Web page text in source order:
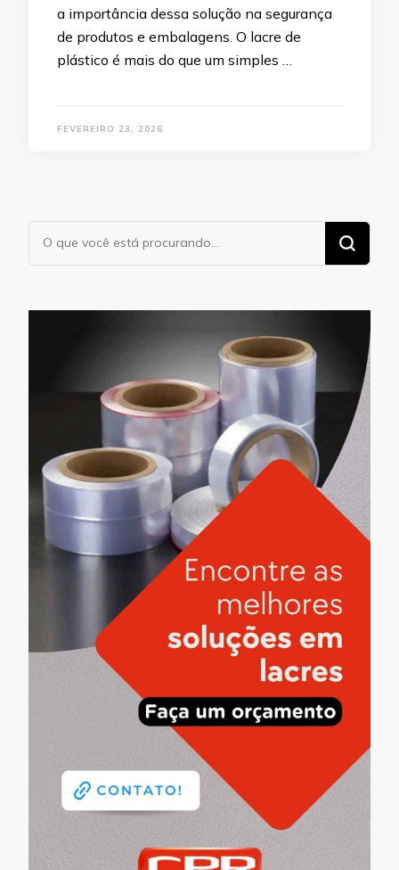
a importância dessa solução na segurança
de produtos e embalagens. O lacre de
plástico é mais do que um simples …
FEVEREIRO 23, 2026